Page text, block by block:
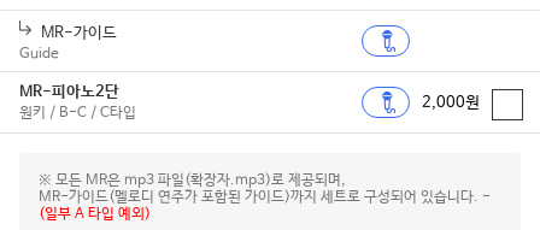
MR-가이드
Guide
MR-피아노2단
원키 / B-C / C타입
2,000원
※ 모든 MR은 mp3 파일(확장자.mp3)로 제공되며,
MR-가이드(멜로디 연주가 포함된 가이드)까지 세트로 구성되어 있습니다. -
(일부 A 타입 예외)